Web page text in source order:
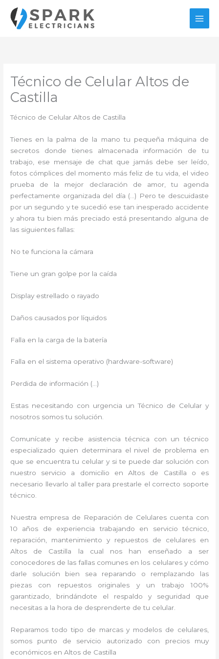
contenido
Técnico de Celular Altos de
Castilla
Técnico de Celular Altos de Castilla
Tienes en la palma de la mano tu pequeña máquina de
secretos donde tienes almacenada información de tu
trabajo, ese mensaje de chat que jamás debe ser leído,
fotos cómplices del momento más feliz de tu vida, el video
prueba de la mejor declaración de amor, tu agenda
perfectamente organizada del día (…) Pero te descuidaste
por un segundo y te sucedió ese tan inesperado accidente
y ahora tu bien más preciado está presentando alguna de
las siguientes fallas:
No te funciona la cámara
Tiene un gran golpe por la caída
Display estrellado o rayado
Daños causados por líquidos
Falla en la carga de la batería
Falla en el sistema operativo (hardware-software)
Perdida de información (…)
Estas necesitando con urgencia un Técnico de Celular y
nosotros somos tu solución.
Comunícate y recibe asistencia técnica con un técnico
especializado quien determinara el nivel de problema en
que se encuentra tu celular y si te puede dar solución con
nuestro servicio a domicilio en Altos de Castilla o es
necesario llevarlo al taller para prestarle el correcto soporte
técnico.
Nuestra empresa de Reparación de Celulares cuenta con
10 años de experiencia trabajando en servicio técnico,
reparación, mantenimiento y repuestos de celulares en
Altos de Castilla la cual nos han enseñado a ser
conocedores de las fallas comunes en los celulares y cómo
darle solución bien sea reparando o remplazando las
piezas con repuestos originales y un trabajo 100%
garantizado, brindándote el respaldo y seguridad que
necesitas a la hora de desprenderte de tu celular.
Reparamos todo tipo de marcas y modelos de celulares,
somos punto de servicio autorizado con precios muy
económicos en Altos de Castilla